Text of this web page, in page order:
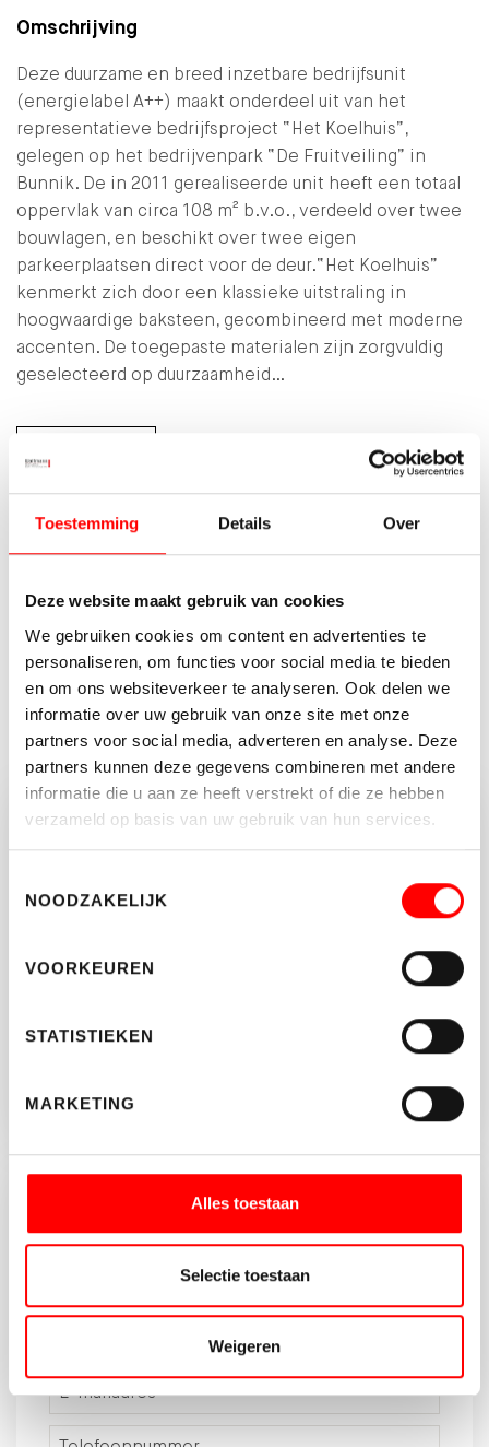
Toestemming Details Over
Deze website maakt gebruik van cookies
We gebruiken cookies om content en advertenties te
personaliseren, om functies voor social media te bieden
en om ons websiteverkeer te analyseren. Ook delen we
informatie over uw gebruik van onze site met onze
partners voor social media, adverteren en analyse. Deze
partners kunnen deze gegevens combineren met andere
informatie die u aan ze heeft verstrekt of die ze hebben
verzameld op basis van uw gebruik van hun services.
NOODZAKELIJK
VOORKEUREN
STATISTIEKEN
MARKETING
Alles toestaan
Selectie toestaan
Weigeren
Omschrijving
Deze duurzame en breed inzetbare bedrijfsunit
(energielabel A++) maakt onderdeel uit van het
representatieve bedrijfsproject “Het Koelhuis”,
gelegen op het bedrijvenpark “De Fruitveiling” in
Bunnik. De in 2011 gerealiseerde unit heeft een totaal
oppervlak van circa 108 m² b.v.o., verdeeld over twee
bouwlagen, en beschikt over twee eigen
parkeerplaatsen direct voor de deur.“Het Koelhuis”
kenmerkt zich door een klassieke uitstraling in
hoogwaardige baksteen, gecombineerd met moderne
accenten. De toegepaste materialen zijn zorgvuldig
geselecteerd op duurzaamheid…
Kenmerken
Status
Verkocht
Totale oppervlakte
108 m 2
MEER KENMERKEN
Vragen of opmerkingen?
Makelaars.
Brochure aanvragen?
Vul onderstaande gegeven in en download de
brochure van dit object.